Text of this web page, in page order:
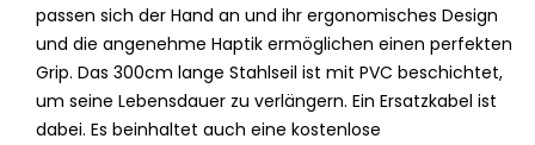
passen sich der Hand an und ihr ergonomisches Design
und die angenehme Haptik ermöglichen einen perfekten
Grip. Das 300cm lange Stahlseil ist mit PVC beschichtet,
um seine Lebensdauer zu verlängern. Ein Ersatzkabel ist
dabei. Es beinhaltet auch eine kostenlose